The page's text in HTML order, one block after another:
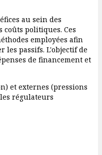
au sein des
politiques. Ces
employées afin
passifs. L'objectif de
de financement et
et externes (pressions
régulateurs